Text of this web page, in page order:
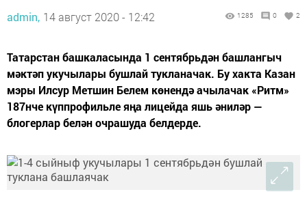
admin, 14 август 2020 - 12:42 1285 0 2
Татарстан башкаласында 1 сентябрьдән башлангыч
мәктәп укучылары бушлай тукланачак. Бу хакта Казан
мэры Илсур Метшин Белем көнендә ачылачак «Ритм»
187нче күппрофильле яңа лицейда яшь әниләр —
блогерлар белән очрашуда белдерде.